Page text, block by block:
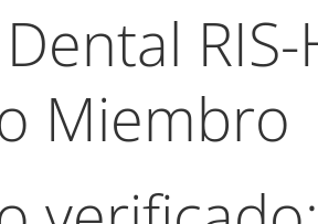
RIS-
Miembro